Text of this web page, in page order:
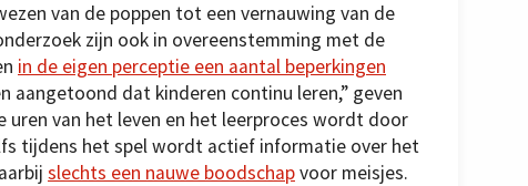
van de poppen tot een vernauwing van de
zijn ook in overeenstemming met de
in de eigen perceptie een aantal beperkingen
aangetoond dat kinderen continu leren,” geven
van het leven en het leerproces wordt door
tijdens het spel wordt actief informatie over het
slechts een nauwe boodschapvoor meisjes.